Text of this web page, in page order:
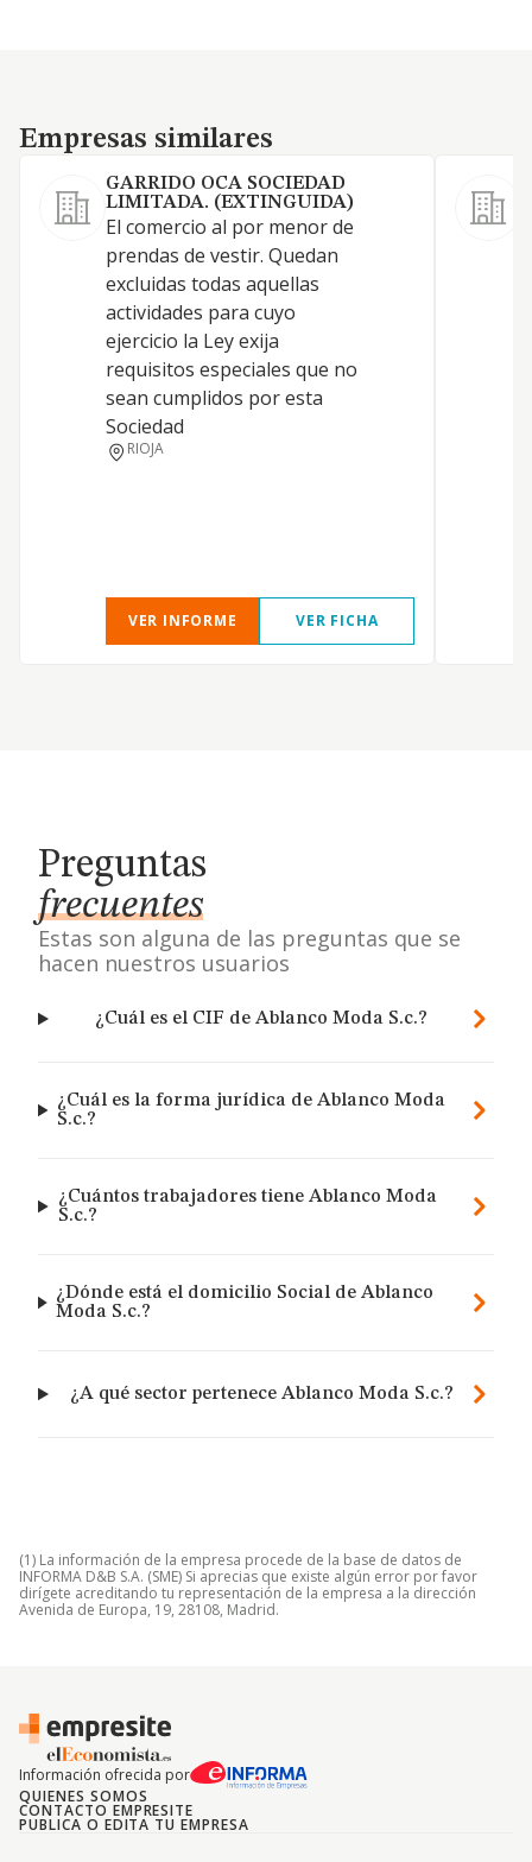
Empresas similares
Empresas similares
GARRIDO OCA SOCIEDAD
LIMITADA. (EXTINGUIDA)
El comercio al por menor de
prendas de vestir. Quedan
excluidas todas aquellas
actividades para cuyo
ejercicio la Ley exija
requisitos especiales que no
sean cumplidos por esta
Sociedad
RIOJA
VER INFORME VER FICHA
Preguntas
frecuentes
Estas son alguna de las preguntas que se
hacen nuestros usuarios
¿Cuál es el CIF de Ablanco Moda S.c.?
¿Cuál es la forma jurídica de Ablanco Moda
S.c.?
¿Cuántos trabajadores tiene Ablanco Moda
S.c.?
¿Dónde está el domicilio Social de Ablanco
Moda S.c.?
¿A qué sector pertenece Ablanco Moda S.c.?
(1) La información de la empresa procede de la base de datos de
INFORMA D&B S.A. (SME) Si aprecias que existe algún error por favor
dirígete acreditando tu representación de la empresa a la dirección
Avenida de Europa, 19, 28108, Madrid.
Información ofrecida por
QUIENES SOMOS
CONTACTO EMPRESITE
PUBLICA O EDITA TU EMPRESA